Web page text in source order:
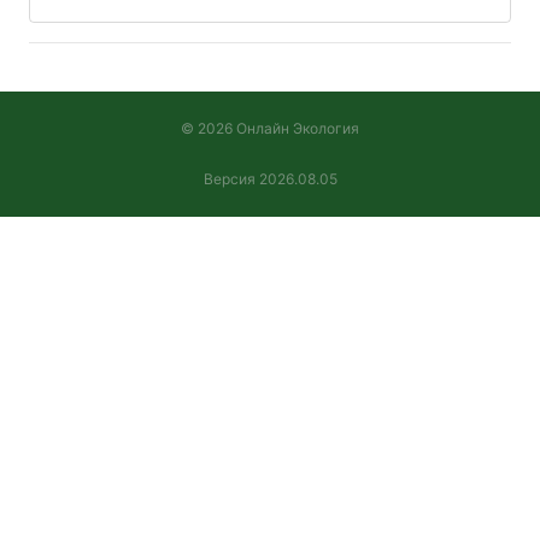
© 2026 Онлайн Экология
Версия 2026.08.05